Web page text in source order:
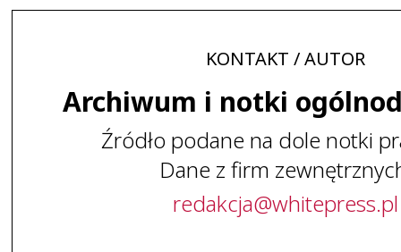
KONTAKT / AUTOR
Archiwum i notki
Źródło podane na dole notki
Dane z firm
redakcja@whitepress.pl